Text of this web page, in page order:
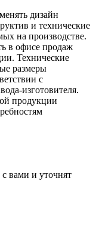
дизайн
и технические
на производстве.
в офисе продаж
Технические
размеры
с
изготовителя.
продукции
вами и уточнят